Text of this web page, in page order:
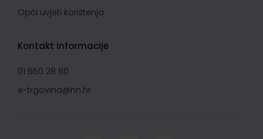
Opći uvjeti korištenja
Kontakt informacije
01 650 28 80
e-trgovina@nn.hr